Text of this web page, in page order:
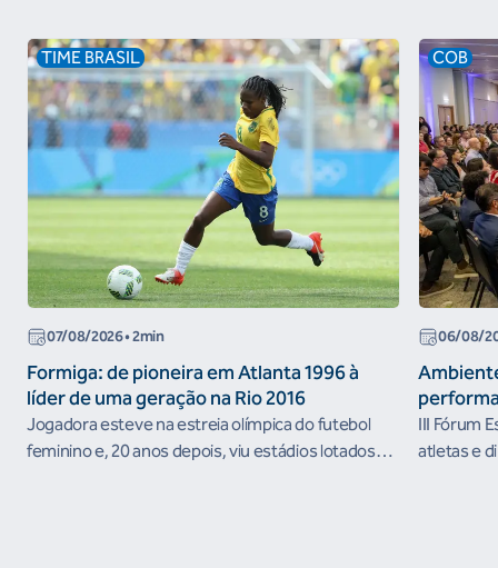
TIME BRASIL
07/08/2026• 2min
Formiga: de pioneira em Atlanta 1996 à
líder de uma geração na Rio 2016
Jogadora esteve na estreia olímpica do futebol
feminino e, 20 anos depois, viu estádios lotados
COB
06/08/
III Fórum
atletas e